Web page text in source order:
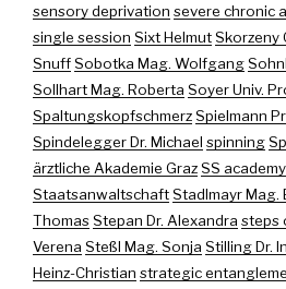
sensory deprivation severe chronic
single session Sixt HelmutSkorzeny
SnuffSobotka Mag. Wolfgang
Sollhart Mag. Roberta Soyer Univ.
SpaltungskopfschmerzSpielmann
Spindelegger Dr. Michael spinning
ärztliche Akademie GrazSS
StaatsanwaltschaftStadlmayr Mag.
ThomasStepan Dr. Alexandra steps
Verena Steßl Mag. Sonja Stilling Dr.
Heinz-Christian strategic